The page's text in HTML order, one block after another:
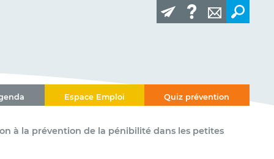
Espace Emploi Quiz prévention
à la prévention de la pénibilité dans les petites